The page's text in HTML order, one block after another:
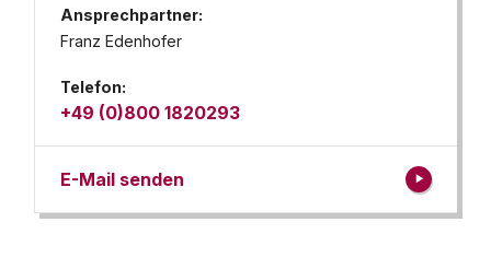
Ansprechpartner:
Franz Edenhofer
Telefon:
+49 (0)800 1820293
E-Mail senden